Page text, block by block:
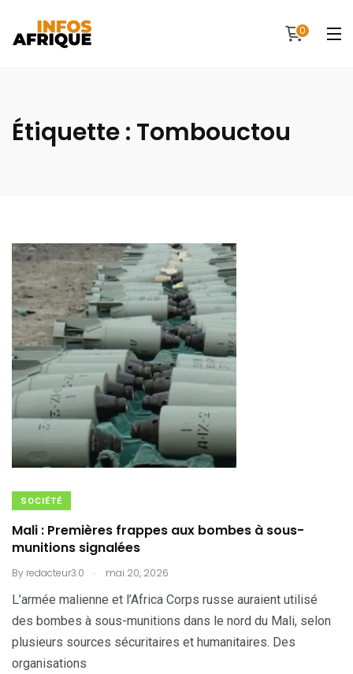
0
Étiquette : Tombouctou
SOCIÉTÉ
Mali : Premières frappes aux bombes à sous-
munitions signalées
By redacteur3.0 . mai 20, 2026
L’armée malienne et l’Africa Corps russe auraient utilisé
des bombes à sous-munitions dans le nord du Mali, selon
plusieurs sources sécuritaires et humanitaires. Des
organisations